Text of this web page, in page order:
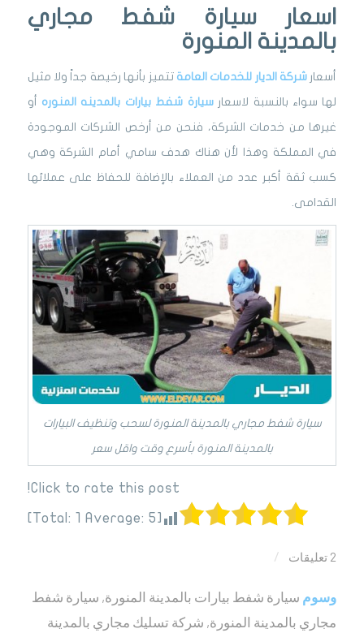
اسعار سيارة شفط مجاري
بالمدينة المنورة
أسعار شركة الديار للخدمات العامة تتميز بأنها رخيصة جداً ولا مثيل
لها سواء بالنسبة لاسعارسيارة شفط بيارات بالمدينه المنوره أو
غيرها من خدمات الشركة، فنحن من أرخص الشركات الموجودة
في المملكة وهذا لأن هناك هدف سامي أمام الشركة وهي
كسب ثقة أكبر عدد من العملاء بالإضافة للحفاظ على عملائها
القدامى.
سيارة شفط مجاري بالمدينة المنورة لسحب وتنظيف البيارات
بالمدينة المنورة بأسرع وقت واقل سعر
Click to rate this post!
[Total:
1 Average: 5
]
2 تعليقات /
وسوم سيارة شفط بيارات بالمدينة المنورة, سيارة شفط
مجاري بالمدينة المنورة, شركة تسليك مجاري بالمدينة